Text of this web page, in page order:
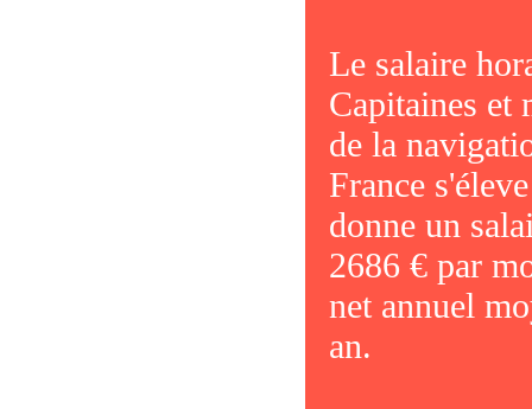
Le salaire
Capitaines et
de la
France
donne un
2686 € par
net annuel
an.